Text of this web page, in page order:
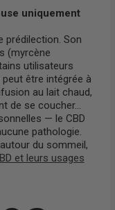
uniquement
prédilection. Son
(myrcène
utilisateurs
être intégrée à
au lait chaud,
de se coucher...
— le CBD
pathologie.
du sommeil,
et leurs usages